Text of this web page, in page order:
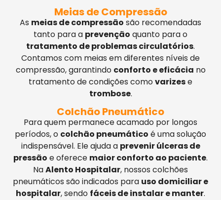
Meias de Compressão
As meias de compressão são recomendadas
tanto para a prevenção quanto para o
tratamento de problemas circulatórios.
Contamos com meias em diferentes níveis de
compressão, garantindo conforto e eficácia no
tratamento de condições comovarizese
trombose.
Colchão Pneumático
Para quem permanece acamado por longos
períodos, o colchão pneumático é uma solução
indispensável. Ele ajuda a prevenir úlceras de
pressão e oferece maior conforto ao paciente.
NaAlento Hospitalar, nossos colchões
pneumáticos são indicados para uso domiciliar e
hospitalar, sendo fáceis de instalar e manter.